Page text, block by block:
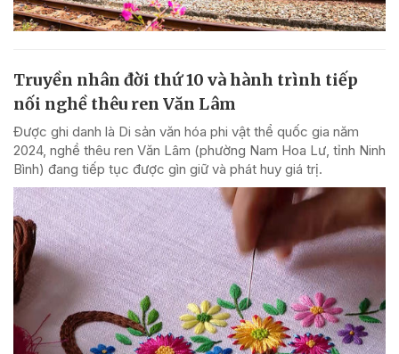
Truyền nhân đời thứ 10 và hành trình tiếp
nối nghề thêu ren Văn Lâm
Được ghi danh là Di sản văn hóa phi vật thể quốc gia năm
2024, nghề thêu ren Văn Lâm (phường Nam Hoa Lư, tỉnh Ninh
Bình) đang tiếp tục được gìn giữ và phát huy giá trị.